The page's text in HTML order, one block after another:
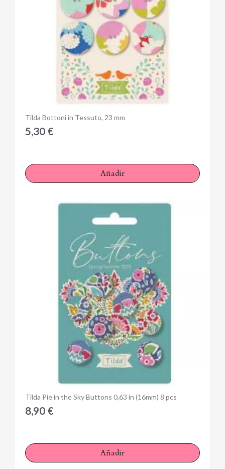
Anteprima
Tilda Bottoni in Tessuto, 23 mm
5,30 €
Añadir
Anteprima
Tilda Pie in the Sky Buttons 0,63 in (16mm) 8 pcs
8,90 €
Añadir
Cancelar Iniciar sesión